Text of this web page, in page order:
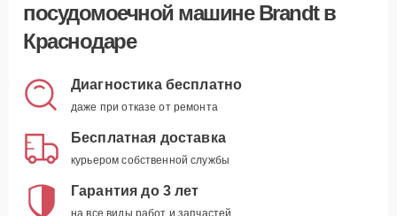
посудомоечной машине Brandt в
Краснодаре
Диагностика бесплатно
даже при отказе от ремонта
Бесплатная доставка
курьером собственной службы
Гарантия до 3 лет
на все виды работ и запчастей